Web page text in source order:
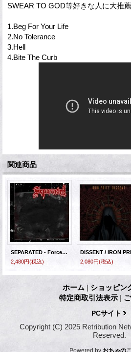
SWEAR TO GOD等好きな人に大推
1.Beg For Your Life
2.No Tolerance
3.Hell
4.Bite The Curb
関連商品
SEPARATED - Force Fed Misery [EP]
2,480円(税込)
2,080円(税込)
ホーム | ショッピン
特定商取引法表示 |
PCサイト
Copyright (C) 2025 Retribution
Reserved.
Powered by おちゃの